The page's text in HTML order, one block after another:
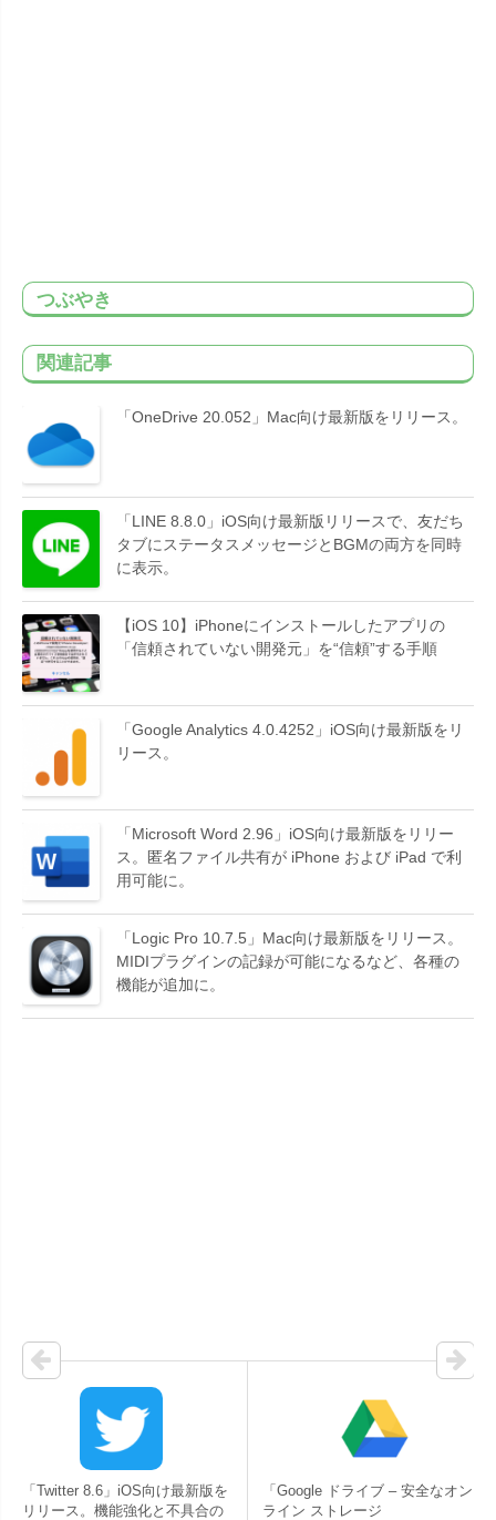
つぶやき
関連記事
「OneDrive 20.052」Mac向け最新版をリリース。
「LINE 8.8.0」iOS向け最新版リリースで、友だち
タブにステータスメッセージとBGMの両方を同時
に表示。
【iOS 10】iPhoneにインストールしたアプリの
「信頼されていない開発元」を“信頼”する手順
「Google Analytics 4.0.4252」iOS向け最新版をリ
リース。
「Microsoft Word 2.96」iOS向け最新版をリリー
ス。匿名ファイル共有が iPhone および iPad で利
用可能に。
「Logic Pro 10.7.5」Mac向け最新版をリリース。
MIDIプラグインの記録が可能になるなど、各種の
機能が追加に。
「Twitter 8.6」iOS向け最新版を
リリース。機能強化と不具合の
「Google ドライブ – 安全なオン
ライン ストレージ